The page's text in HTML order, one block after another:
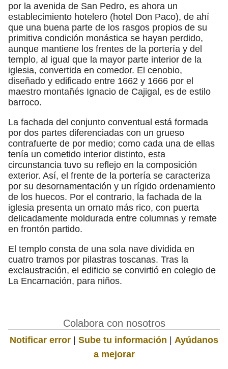
por la avenida de San Pedro, es ahora un
establecimiento hotelero (hotel Don Paco), de ahí
que una buena parte de los rasgos propios de su
primitiva condición monástica se hayan perdido,
aunque mantiene los frentes de la portería y del
templo, al igual que la mayor parte interior de la
iglesia, convertida en comedor. El cenobio,
diseñado y edificado entre 1662 y 1666 por el
maestro montañés Ignacio de Cajigal, es de estilo
barroco.
La fachada del conjunto conventual está formada
por dos partes diferenciadas con un grueso
contrafuerte de por medio; como cada una de ellas
tenía un cometido interior distinto, esta
circunstancia tuvo su reflejo en la composición
exterior. Así, el frente de la portería se caracteriza
por su desornamentación y un rígido ordenamiento
de los huecos. Por el contrario, la fachada de la
iglesia presenta un ornato más rico, con puerta
delicadamente moldurada entre columnas y remate
en frontón partido.
El templo consta de una sola nave dividida en
cuatro tramos por pilastras toscanas. Tras la
exclaustración, el edificio se convirtió en colegio de
La Encarnación, para niños.
Colabora con nosotros
Notificar error | Sube tu información | Ayúdanos
a mejorar